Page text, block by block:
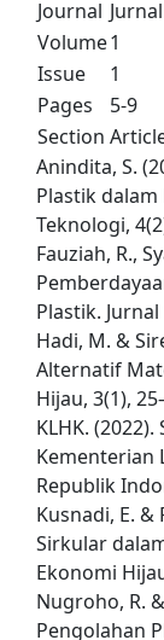
Journal
Volume1
Issue
1
Pages
5-9
Section
Anindita, S.
Plastik dalam
Teknologi,
Fauziah, R.,
Plastik.
Hadi, M. &
Alternatif
Hijau, 3(1),
KLHK.
Kementerian
Republik
Kusnadi, E. &
Sirkular
Ekonomi
Nugroho, R.
Pengolahan